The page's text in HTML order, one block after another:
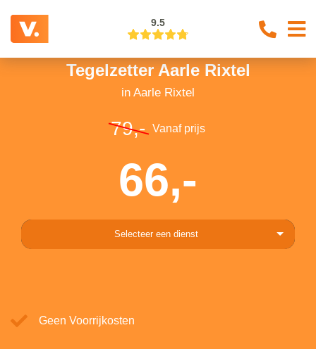
9.5
Tegelzetter Aarle Rixtel
in Aarle Rixtel
79,- Vanaf prijs
66,-
Selecteer een dienst
Geen Voorrijkosten